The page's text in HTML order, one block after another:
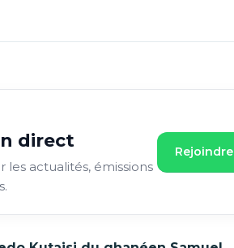
direct
actualités, émissions
Rejoindre